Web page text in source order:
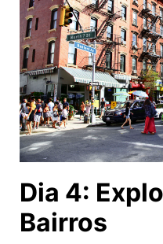
Dia 4:
Bairros